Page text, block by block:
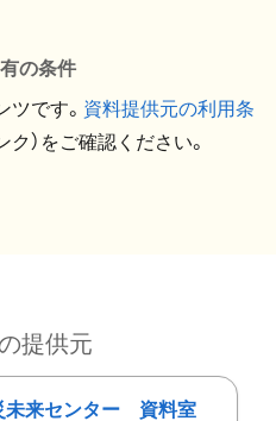
の条件
です。 資料提供元の利用条
ク）をご確認ください。
提供元
未来センター 資料室